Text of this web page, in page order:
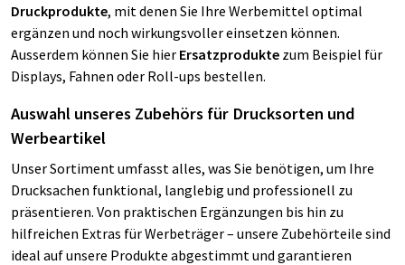
Druckprodukte, mit denen Sie Ihre Werbemittel optimal
ergänzen und noch wirkungsvoller einsetzen können.
Ausserdem können Sie hier Ersatzprodukte zum Beispiel für
Displays, Fahnen oder Roll-ups bestellen.
Auswahl unseres Zubehörs für Drucksorten und
Werbeartikel
Unser Sortiment umfasst alles, was Sie benötigen, um Ihre
Drucksachen funktional, langlebig und professionell zu
präsentieren. Von praktischen Ergänzungen bis hin zu
hilfreichen Extras für Werbeträger – unsere Zubehörteile sind
ideal auf unsere Produkte abgestimmt und garantieren